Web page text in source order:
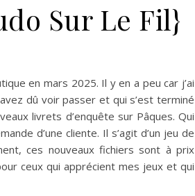
Sur Le Fil}
en mars 2025. Il y en a peu car j’ai
dû voir passer et qui s’est terminé
livrets d’enquête sur Pâques. Qui
d’une cliente. Il s’agit d’un jeu de
ces nouveaux fichiers sont à prix
ceux qui apprécient mes jeux et qui